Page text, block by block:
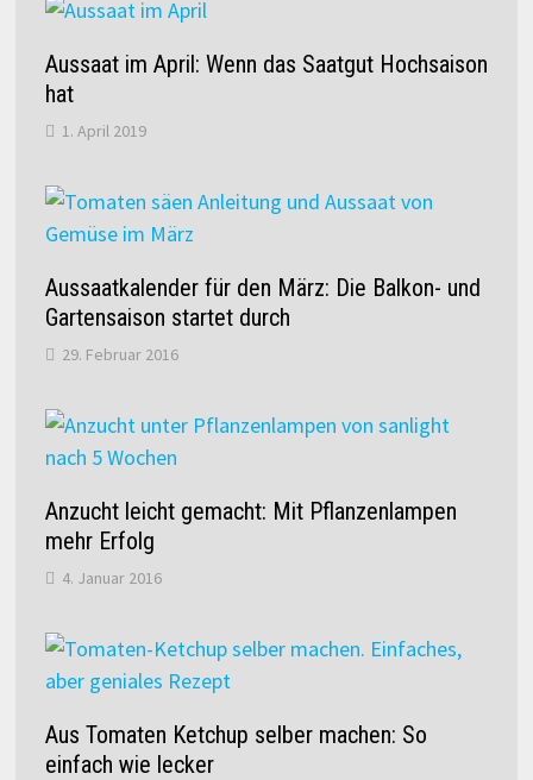
Aussaat im April: Wenn das Saatgut Hochsaison
hat
1. April 2019
Aussaatkalender für den März: Die Balkon- und
Gartensaison startet durch
29. Februar 2016
Anzucht leicht gemacht: Mit Pflanzenlampen
mehr Erfolg
4. Januar 2016
Aus Tomaten Ketchup selber machen: So
einfach wie lecker